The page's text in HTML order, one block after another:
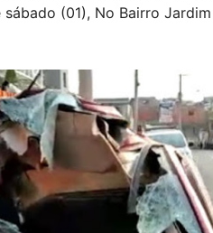
(01), No Bairro